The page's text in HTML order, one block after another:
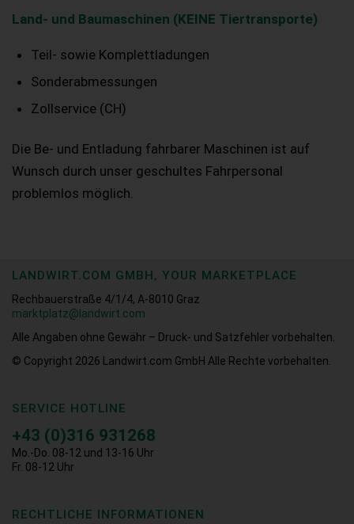
Land- und Baumaschinen (KEINE Tiertransporte)
Teil- sowie Komplettladungen
Sonderabmessungen
Zollservice (CH)
Die Be- und Entladung fahrbarer Maschinen ist auf
Wunsch durch unser geschultes Fahrpersonal
problemlos möglich.
LANDWIRT.COM GMBH, YOUR MARKETPLACE
Rechbauerstraße 4/1/4, A-8010 Graz
marktplatz@landwirt.com
Alle Angaben ohne Gewähr – Druck- und Satzfehler vorbehalten.
© Copyright 2026
Landwirt.com GmbH Alle Rechte vorbehalten.
SERVICE HOTLINE
+43 (0)316 931268
Mo.-Do. 08-12 und 13-16 Uhr
Fr. 08-12 Uhr
RECHTLICHE INFORMATIONEN